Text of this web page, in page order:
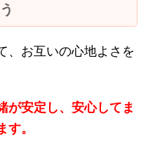
、お互いの心地よさを
が安定し、安心してま
。